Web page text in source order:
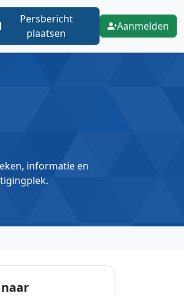
Persbericht
plaatsen
Aanmelden
informatie en